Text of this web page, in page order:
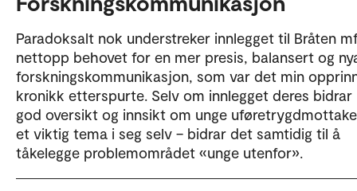
Paradoksalt nok understreker innlegget til Bråten
nettopp behovet for en mer presis, balansert og
forskningskommunikasjon, som var det min
kronikk etterspurte. Selv om innlegget deres bidrar
god oversikt og innsikt om unge
et viktig tema i seg selv – bidrar det samtidig til å
tåkelegge problemområdet «unge utenfor».